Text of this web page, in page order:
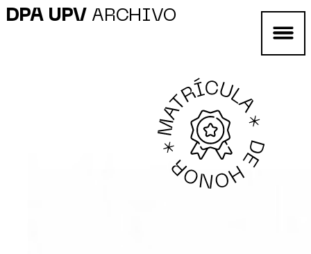
DPA UPV ARCHIVO